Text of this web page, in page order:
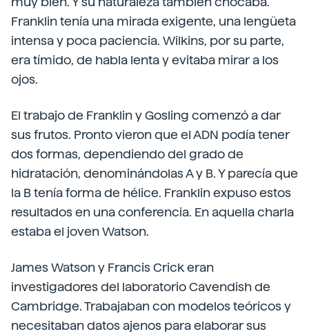
Franklin tenía una mirada exigente, una lengüeta
intensa y poca paciencia. Wilkins, por su parte,
era tímido, de habla lenta y evitaba mirar a los
ojos.
El trabajo de Franklin y Gosling comenzó a dar
sus frutos. Pronto vieron que el ADN podía tener
dos formas, dependiendo del grado de
hidratación, denominándolas A y B. Y parecía que
la B tenía forma de hélice. Franklin expuso estos
resultados en una conferencia. En aquella charla
estaba el joven Watson.
James Watson y Francis Crick eran
investigadores del laboratorio Cavendish de
Cambridge. Trabajaban con modelos teóricos y
necesitaban datos ajenos para elaborar sus